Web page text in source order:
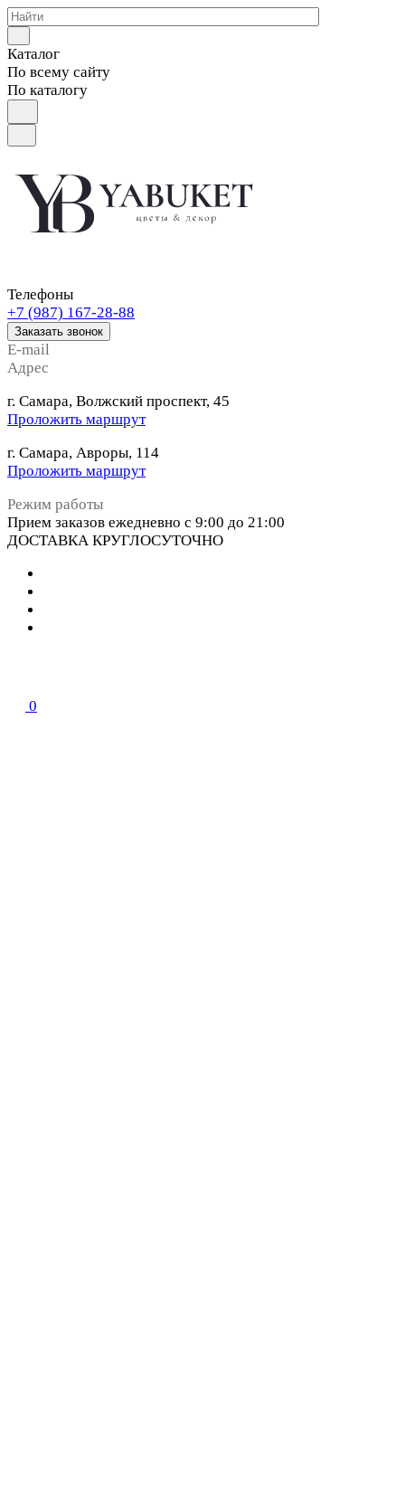
Каталог
По всему сайту
По каталогу
Телефоны
+7 (987) 167-28-88
Заказать звонок
E-mail
Адрес
г. Самара, Волжский проспект, 45
Проложить маршрут
г. Самара, Авроры, 114
Проложить маршрут
Режим работы
Прием заказов ежедневно с 9:00 до 21:00
ДОСТАВКА КРУГЛОСУТОЧНО
0